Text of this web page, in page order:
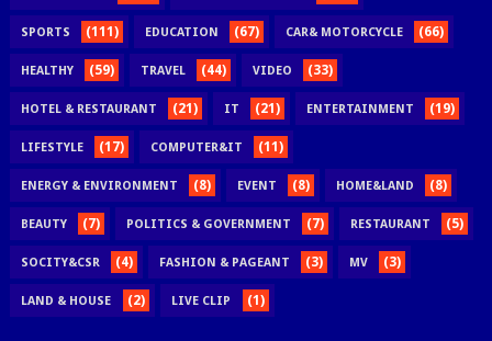
SPORTS (111) EDUCATION (67) CAR& MOTORCYCLE (66)
HEALTHY (59) TRAVEL (44) VIDEO (33)
HOTEL & RESTAURANT (21) IT (21) ENTERTAINMENT (19)
LIFESTYLE (17) COMPUTER&IT (11)
ENERGY & ENVIRONMENT (8) EVENT (8) HOME&LAND (8)
BEAUTY (7) POLITICS & GOVERNMENT (7) RESTAURANT (5)
SOCITY&CSR (4) FASHION & PAGEANT (3) MV (3)
LAND & HOUSE (2) LIVE CLIP (1)